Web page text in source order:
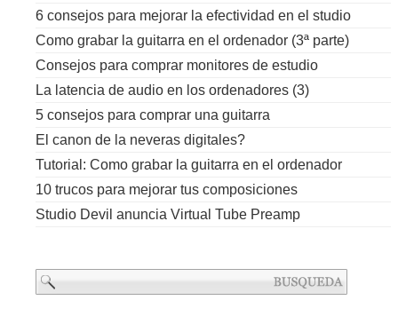
6 consejos para mejorar la efectividad en el studio
Como grabar la guitarra en el ordenador (3ª parte)
Consejos para comprar monitores de estudio
La latencia de audio en los ordenadores (3)
5 consejos para comprar una guitarra
El canon de la neveras digitales?
Tutorial: Como grabar la guitarra en el ordenador
10 trucos para mejorar tus composiciones
Studio Devil anuncia Virtual Tube Preamp